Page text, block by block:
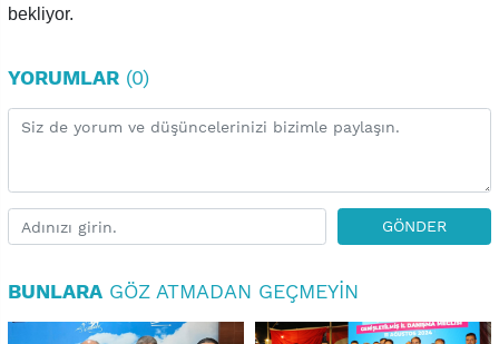
bekliyor.
YORUMLAR (0)
GÖNDER
BUNLARA GÖZ ATMADAN GEÇMEYIN